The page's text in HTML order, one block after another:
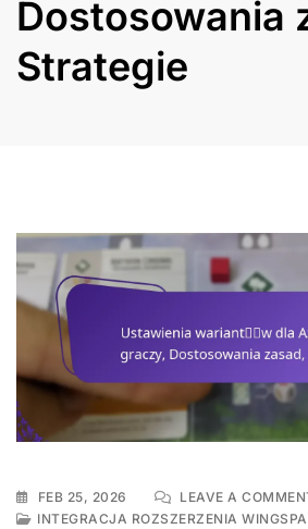
Dostosowania
Strategie
FEB 25, 2026 LEAVE A
INTEGRACJA ROZSZERZENIA